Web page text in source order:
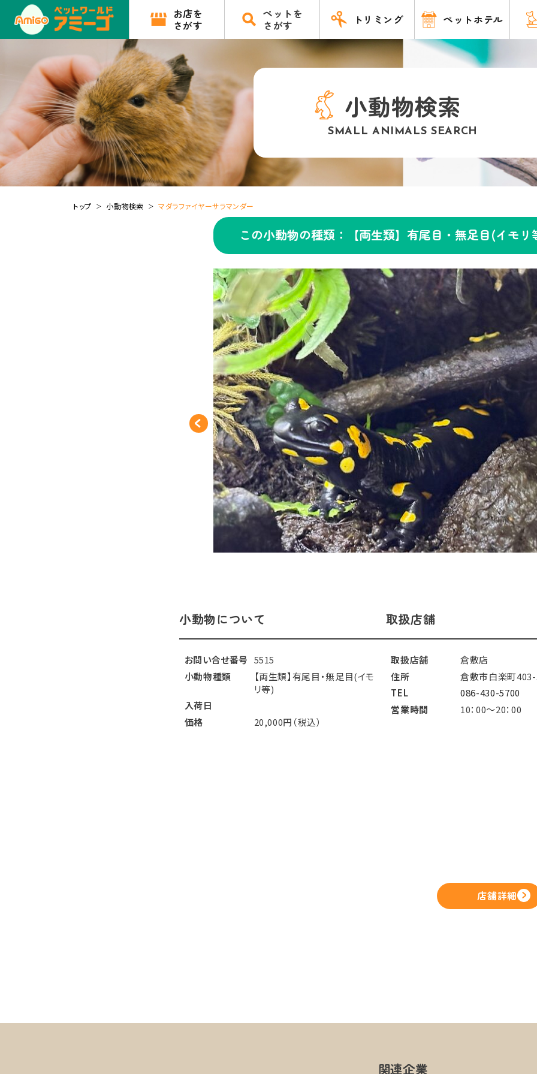
お店を
さがす
ペットを
さがす
トリミング ペットホテル
小動物検索
SMALL ANIMALS SEARCH
トップ 小動物検索 マダラファイヤーサラマンダー
この小動物の種類：【両生類】有尾目・無足目(イモリ
小動物について
お問い合せ番号 5515
小動物種類
【両生類】有尾目・無足目(イモ
リ等)
入荷日
価格
20,000円（税込）
取扱店舗
取扱店舗
倉敷店
住所
倉敷市白楽町
TEL
086-430-5700
営業時間
10：00～20：00
店舗詳細
関連企業